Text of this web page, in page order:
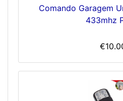
Comando Garagem
433mhz